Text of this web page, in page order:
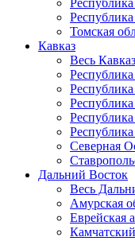
Томская
Кавказ
Весь Кавказ
Северная
Дальний Восток
Весь
Амурская
Еврейская